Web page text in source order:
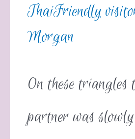
ThaiFriendly
Morgan
On these triangles
partner was